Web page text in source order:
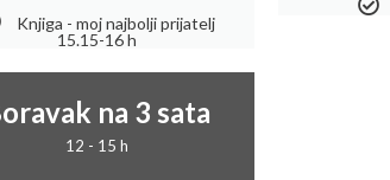
Knjiga - moj najbolji prijatelj
15.15-16 h
na 3 sata
12 - 15 h